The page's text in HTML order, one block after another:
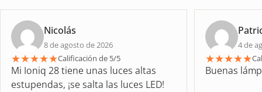
Nicolás
8 de agosto de 2026
★★★★★Calificación de 5/5
Mi Ioniq 28 tiene unas luces altas
estupendas, ¡se salta las luces LED!
4 de
★★★★★
Buenas